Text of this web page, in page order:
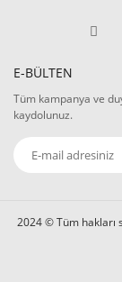
E-BÜLTEN
Tüm kampanya ve
kaydolunuz.
2024 © Tüm hakları